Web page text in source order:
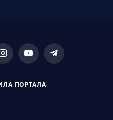
InstagramYouTubeTelegram
ПОРТАЛА